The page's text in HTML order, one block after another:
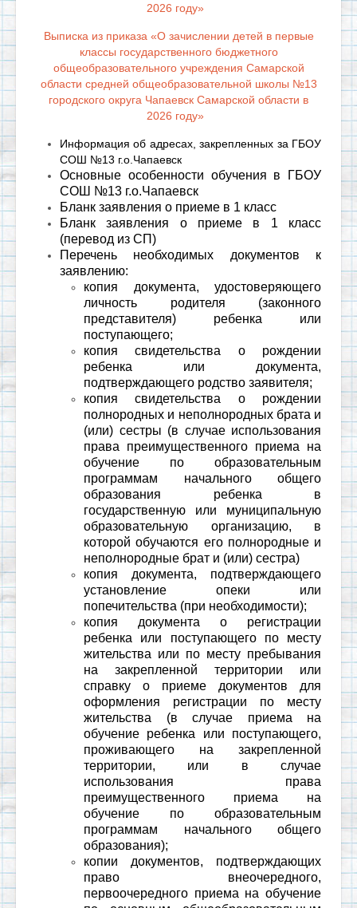
2026 году»
Выписка из приказа «О зачислении детей в первые
классы государственного бюджетного
общеобразовательного учреждения Самарской
области средней общеобразовательной школы №13
городского округа Чапаевск Самарской области в
2026 году»
Информация об адресах, закрепленных за ГБОУ
СОШ №13 г.о.Чапаевск
Основные особенности обучения в ГБОУ
СОШ №13 г.о.Чапаевск
Бланк заявления о приеме в 1 класс
Бланк заявления о приеме в 1 класс
(перевод из СП)
Перечень необходимых документов к
заявлению:
копия документа, удостоверяющего
личность родителя (законного
представителя) ребенка или
поступающего;
копия свидетельства о рождении
ребенка или документа,
подтверждающего родство заявителя;
копия свидетельства о рождении
полнородных и неполнородных брата и
(или) сестры (в случае использования
права преимущественного приема на
обучение по образовательным
программам начального общего
образования ребенка в
государственную или муниципальную
образовательную организацию, в
которой обучаются его полнородные и
неполнородные брат и (или) сестра)
копия документа, подтверждающего
установление опеки или
попечительства (при необходимости);
копия документа о регистрации
ребенка или поступающего по месту
жительства или по месту пребывания
на закрепленной территории или
справку о приеме документов для
оформления регистрации по месту
жительства (в случае приема на
обучение ребенка или поступающего,
проживающего на закрепленной
территории, или в случае
использования права
преимущественного приема на
обучение по образовательным
программам начального общего
образования);
копии документов, подтверждающих
право внеочередного,
первоочередного приема на обучение